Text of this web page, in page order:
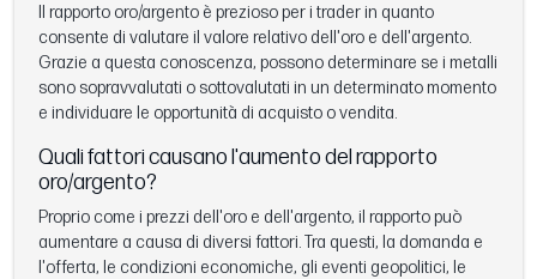
Il rapporto oro/argento è prezioso per i trader in quanto
consente di valutare il valore relativo dell'oro e dell'argento.
Grazie a questa conoscenza, possono determinare se i metalli
sono sopravvalutati o sottovalutati in un determinato momento
e individuare le opportunità di acquisto o vendita.
Quali fattori causano l'aumento del rapporto
oro/argento?
Proprio come i prezzi dell'oro e dell'argento, il rapporto può
aumentare a causa di diversi fattori. Tra questi, la domanda e
l'offerta, le condizioni economiche, gli eventi geopolitici, le